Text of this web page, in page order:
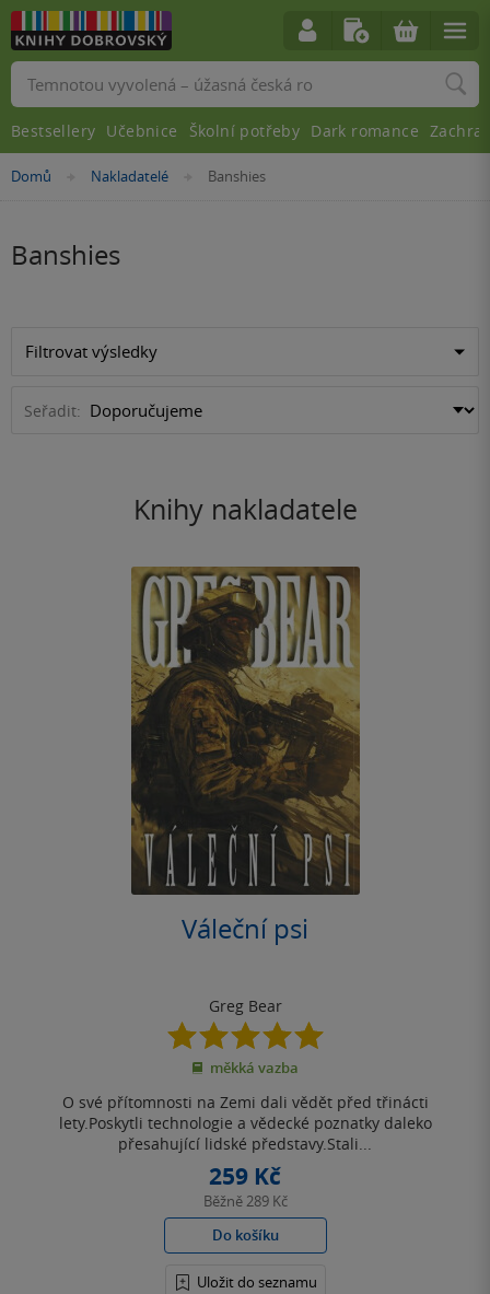
Nacházíte
Domů »
Nakladatelé »
Banshies
Banshies
Filtrovat výsledky
Seřadit:
Knihy nakladatele
Váleční psi
Greg Bear
5.0
z
5
měkká vazba
O své přítomnosti na Zemi dali vědět před třinácti
lety.Poskytli technologie a vědecké poznatky daleko
přesahující lidské představy.Stali...
259 Kč
Běžně289 Kč
Do košíku
Uložit do seznamu
Vyhledávání
Bestsellery Učebnice Školní potřeby Dark romance